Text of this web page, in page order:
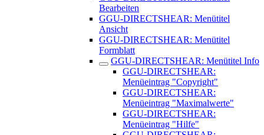
Bearbeiten
GGU-DIRECTSHEAR: Menütitel
Ansicht
GGU-DIRECTSHEAR: Menütitel
Formblatt
GGU-DIRECTSHEAR: Menütitel Info
GGU-DIRECTSHEAR:
Menüeintrag "Copyright"
GGU-DIRECTSHEAR:
Menüeintrag "Maximalwerte"
GGU-DIRECTSHEAR:
Menüeintrag "Hilfe"